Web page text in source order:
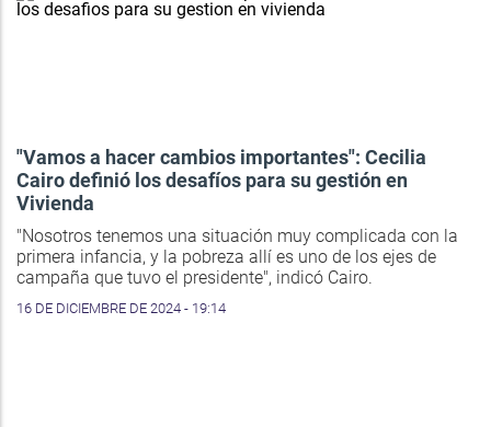
"Vamos a hacer cambios importantes": Cecilia
Cairo definió los desafíos para su gestión en
Vivienda
"Nosotros tenemos una situación muy complicada con la
primera infancia, y la pobreza allí es uno de los ejes de
campaña que tuvo el presidente", indicó Cairo.
16 DE DICIEMBRE DE 2024 - 19:14